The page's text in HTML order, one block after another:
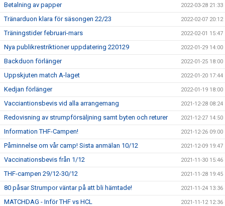
Betalning av papper 2022-03-28 21:33
Tränarduon klara för säsongen 22/23 2022-02-07 20:12
Träningstider februari-mars 2022-02-01 15:47
Nya publikrestriktioner uppdatering 220129 2022-01-29 14:00
Backduon förlänger 2022-01-25 18:00
Uppskjuten match A-laget 2022-01-20 17:44
Kedjan förlänger 2022-01-19 18:00
Vacciantionsbevis vid alla arrangemang 2021-12-28 08:24
Redovisning av strumpförsäljning samt byten och returer 2021-12-27 14:50
Information THF-Campen! 2021-12-26 09:00
Påminnelse om vår camp! Sista anmälan 10/12 2021-12-09 19:47
Vaccinationsbevis från 1/12 2021-11-30 15:46
THF-campen 29/12-30/12 2021-11-28 19:45
80 påsar Strumpor väntar på att bli hämtade! 2021-11-24 13:36
MATCHDAG - Inför THF vs HCL 2021-11-12 12:36